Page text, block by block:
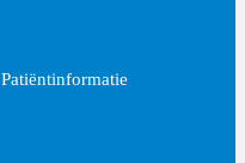
Patiëntinformatie